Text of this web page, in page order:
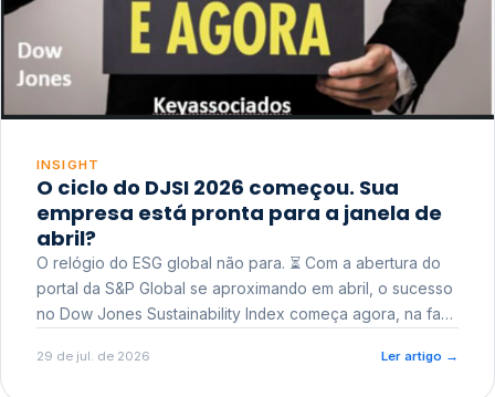
INSIGHT
O ciclo do DJSI 2026 começou. Sua
empresa está pronta para a janela de
abril?
O relógio do ESG global não para. ⏳ Com a abertura do
portal da S&P Global se aproximando em abril, o sucesso
no Dow Jones Sustainability Index começa agora, na fase
29 de jul. de 2026 Ler artigo →